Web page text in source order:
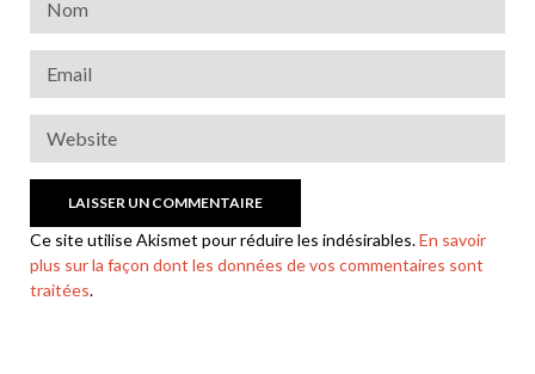
Ce site utilise Akismet pour réduire les indésirables.En savoir
plus sur la façon dont les données de vos commentaires sont
traitées.